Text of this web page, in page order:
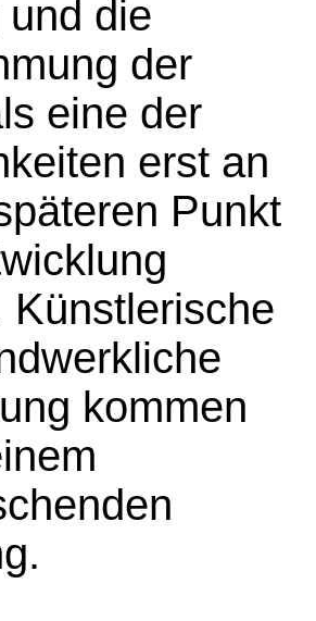
die
der
eine der
erst an
Punkt
Künstlerische
kommen